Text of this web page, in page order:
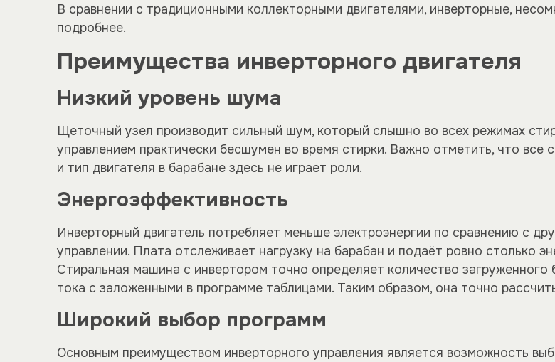
В сравнении с традиционными коллекторными двигателями, инверторные,
подробнее.
Преимущества инверторного двигателя
Низкий уровень шума
Щеточный узел производит сильный шум, который слышно во всех режимах
управлением практически бесшумен во время стирки. Важно отметить, что
и тип двигателя в барабане здесь не играет роли.
Энергоэффективность
Инверторный двигатель потребляет меньше электроэнергии по сравнению с
управлении. Плата отслеживает нагрузку на барабан и подаёт ровно столько
Стиральная машина с инвертором точно определяет количество загруженного
тока с заложенными в программе таблицами. Таким образом, она точно
Широкий выбор программ
Основным преимуществом инверторного управления является возможность